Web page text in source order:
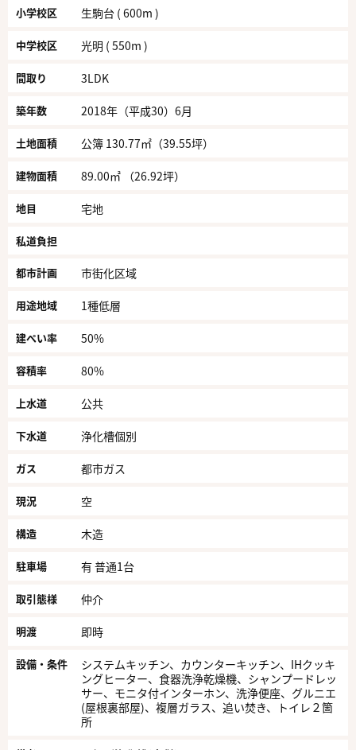
小学校区 生駒台 ( 600m )
中学校区 光明 ( 550m )
間取り 3LDK
築年数 2018年（平成30）6月
土地面積 公簿 130.77㎡（39.55坪）
建物面積 89.00㎡ （26.92坪）
地目 宅地
私道負担
都市計画 市街化区域
用途地域 1種低層
建ぺい率 50%
容積率 80%
上水道 公共
下水道 浄化槽個別
ガス 都市ガス
現況 空
構造 木造
駐車場 有 普通1台
取引態様 仲介
明渡 即時
設備・条件
システムキッチン、カウンターキッチン、IHクッキ
ングヒーター、食器洗浄乾燥機、シャンプードレッ
サー、モニタ付インターホン、洗浄便座、グルニエ
(屋根裏部屋)、複層ガラス、追い焚き、トイレ２箇
所